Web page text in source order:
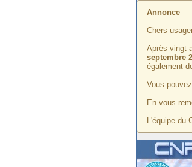
Annonce
Chers
Après vingt
septembre
également
Vous
En vous
L'équipe du